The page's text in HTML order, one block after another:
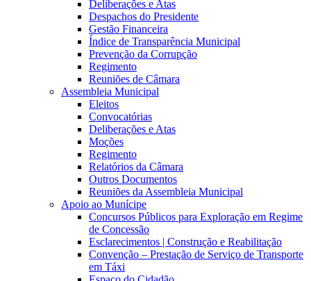
Deliberações e Atas
Despachos do Presidente
Gestão Financeira
Índice de Transparência Municipal
Prevenção da Corrupção
Regimento
Reuniões de Câmara
Assembleia Municipal
Eleitos
Convocatórias
Deliberações e Atas
Moções
Regimento
Relatórios da Câmara
Outros Documentos
Reuniões da Assembleia Municipal
Apoio ao Munícipe
Concursos Públicos para Exploração em Regime
de Concessão
Esclarecimentos | Construção e Reabilitação
Convenção – Prestação de Serviço de Transporte
em Táxi